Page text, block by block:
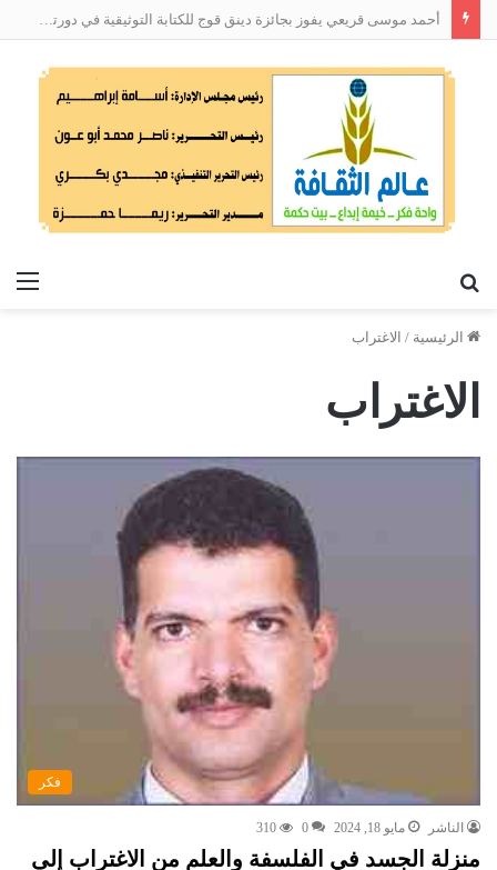
أحمد موسى قريعي يفوز بجائزة دينق قوج للكتابة التوثيقية في دورتها الأولى
الرئيسية / الاغتراب
الاغتراب
فكر
الناشر مايو 18, 2024 0
310
منزلة الجسد في الفلسفة والعلم من الاغتراب إلى